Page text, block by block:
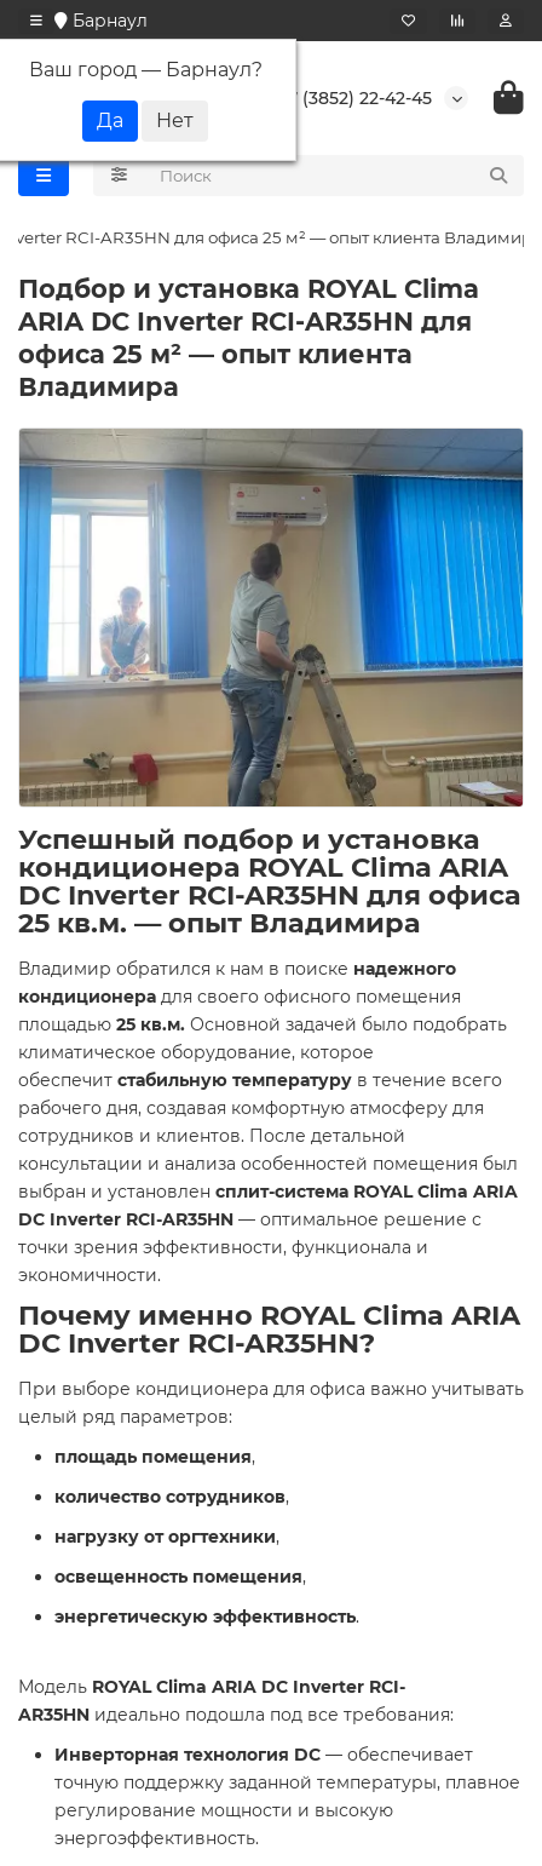
Барнаул
Ваш город — Барнаул?
+7 (3852) 22-42-45
RCI-AR35HN для офиса 25 м² — опыт клиента Владимира
Подбор и установка ROYAL Clima
ARIA DC Inverter RCI-AR35HN для
офиса 25 м² — опыт клиента
Владимира
Успешный подбор и установка
кондиционера ROYAL Clima ARIA
DC Inverter RCI-AR35HN для офиса
25 кв.м. — опыт Владимира
Владимир обратился к нам в поиске надежного
кондиционера для своего офисного помещения
площадью 25 кв.м. Основной задачей было подобрать
климатическое оборудование, которое
обеспечит стабильную температуру в течение всего
рабочего дня, создавая комфортную атмосферу для
сотрудников и клиентов. После детальной
консультации и анализа особенностей помещения был
выбран и установлен сплит-система ROYAL Clima ARIA
DC Inverter RCI-AR35HN — оптимальное решение с
точки зрения эффективности, функционала и
экономичности.
Почему именно ROYAL Clima ARIA
DC Inverter RCI-AR35HN?
При выборе кондиционера для офиса важно учитывать
целый ряд параметров:
площадь помещения,
количество сотрудников,
нагрузку от оргтехники,
освещенность помещения,
энергетическую эффективность.
Модель ROYAL Clima ARIA DC Inverter RCI-
AR35HN идеально подошла под все требования:
Инверторная технология DC — обеспечивает
точную поддержку заданной температуры, плавное
регулирование мощности и высокую
энергоэффективность.